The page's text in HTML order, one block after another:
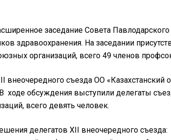
заседание Совета
здравоохранения. На заседании
организаций, всего 49 членов
внеочередного cъезда ОО «Казахстанский
ходе обсуждения выступили делегаты
всего девять человек.
делегатов ХII внеочередного съезда: